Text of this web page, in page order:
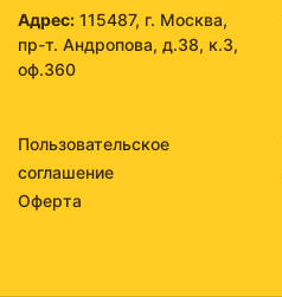
Адрес: 115487, г. Москва,
пр-т. Андропова, д.38, к.3,
оф.360
Пользовательское
соглашение
Оферта